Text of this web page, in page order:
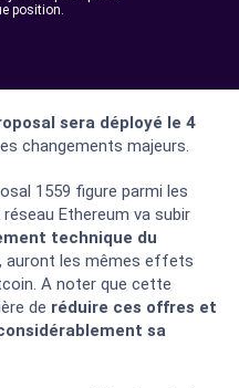
position.
sera déployé le 4
changements majeurs.
1559 figure parmi les
Ethereum va subir
technique du
auront les mêmes effets
A noter que cette
de réduire ces offres et
sa